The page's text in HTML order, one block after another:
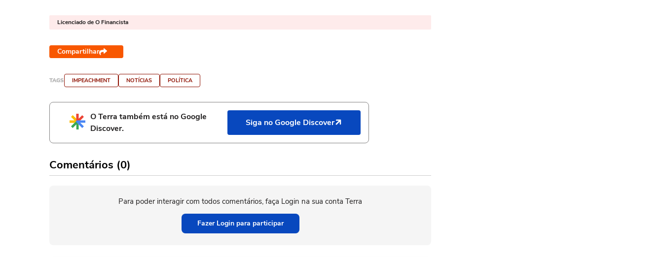
Licenciado de O Financista
Compartilhar
TAGS IMPEACHMENT NOTÍCIAS POLÍTICA
O Terra também está no Google
Discover.
Siga no Google Discover
Comentários (0)
Para poder interagir com todos comentários, faça Login na sua conta Terra
Fazer Login para participar